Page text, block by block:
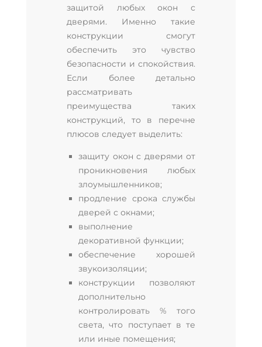
защитой любых окон с
дверями. Именно такие
конструкции смогут
обеспечить это чувство
безопасности и спокойствия.
Если более детально
рассматривать
преимущества таких
конструкций, то в перечне
плюсов следует выделить:
защиту окон с дверями от
проникновения любых
злоумышленников;
продление срока службы
дверей с окнами;
выполнение
декоративной функции;
обеспечение хорошей
звукоизоляции;
конструкции позволяют
дополнительно
контролировать % того
света, что поступает в те
или иные помещения;